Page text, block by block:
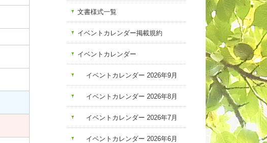
文書様式一覧
イベントカレンダー掲載規約
イベントカレンダー
イベントカレンダー 2026年9月
イベントカレンダー 2026年8月
イベントカレンダー 2026年7月
イベントカレンダー 2026年6月